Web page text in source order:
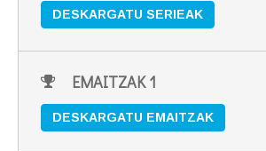
DESKARGATU SERIEAK
EMAITZAK 1
DESKARGATU EMAITZAK